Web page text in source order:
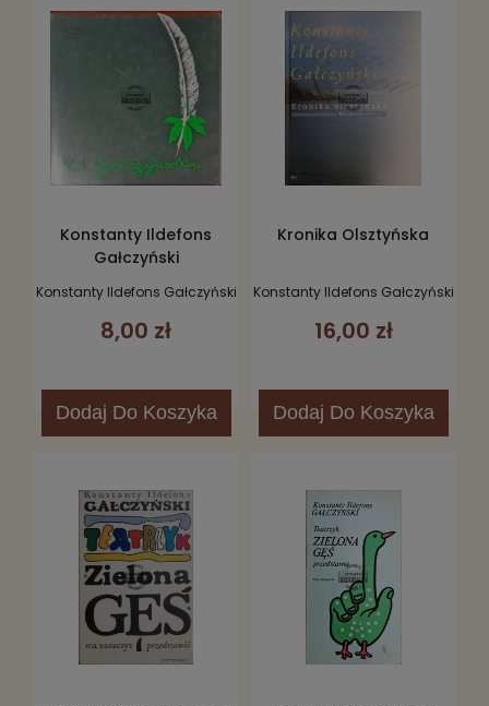
Konstanty Ildefons
Gałczyński
Konstanty Ildefons Gałczyński
8,00 zł
Dodaj Do Koszyka
Kronika Olsztyńska
Konstanty Ildefons Gałczyński
16,00 zł
Dodaj Do Koszyka